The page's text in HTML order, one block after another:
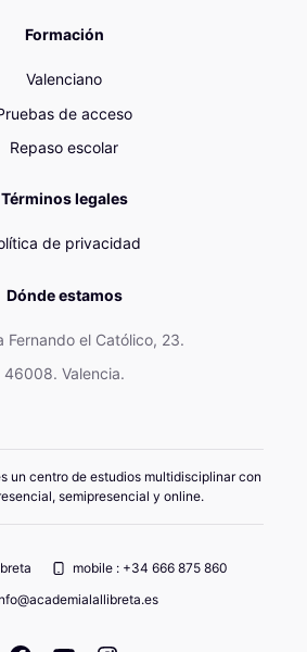
Formación
Valenciano
de acceso
Repaso escolar
Términos legales
de privacidad
Dónde estamos
Fernando el Católico, 23.
46008. Valencia.
un centro de estudios multidisciplinar con
semipresencial y online.
mobile : +34 666 875 860